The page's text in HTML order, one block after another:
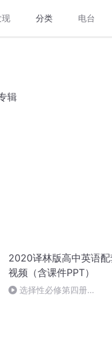
现 分类 电台
辑
2020译林版高中英语
视频（含课件PPT）
选择性必修第四册